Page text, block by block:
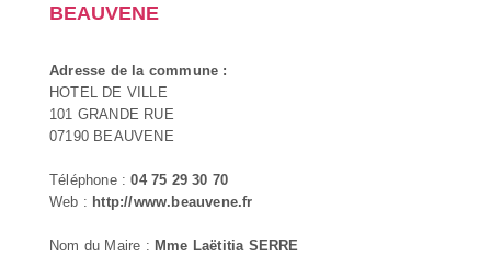
BEAUVENE
Adresse de la commune :
HOTEL DE VILLE
101 GRANDE RUE
07190 BEAUVENE
Téléphone :04 75 29 30 70
Web : http://www.beauvene.fr
Nom du Maire : Mme Laëtitia SERRE